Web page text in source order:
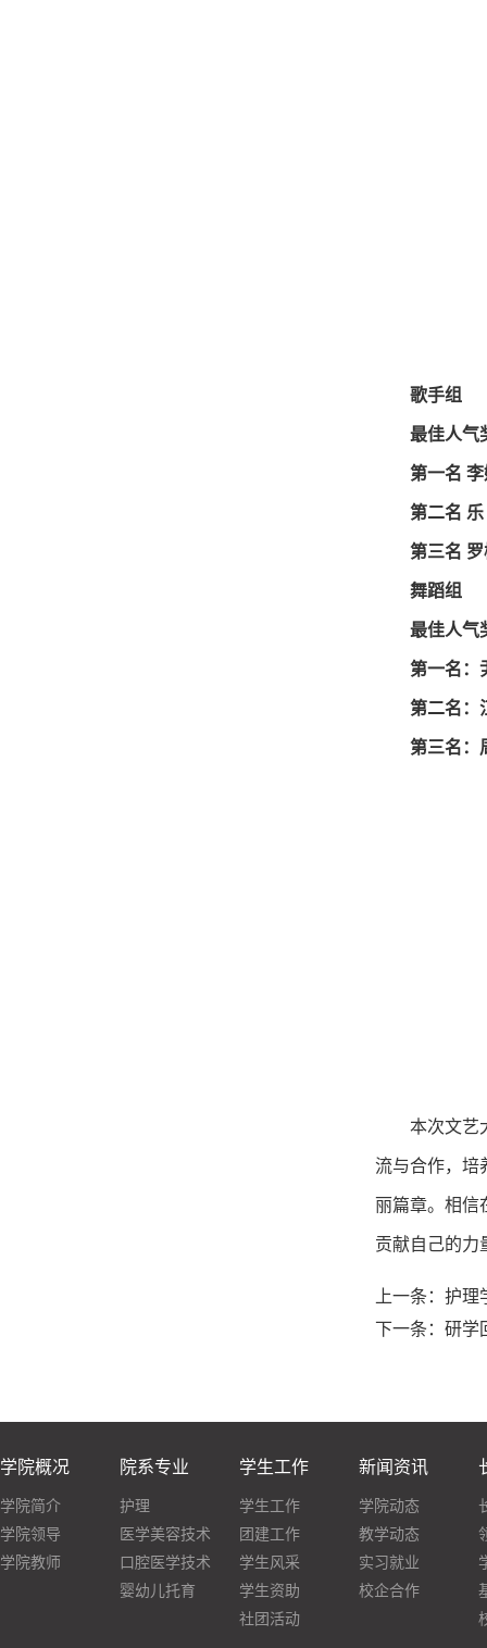
歌手组
最佳人气
第一名
第二名 乐
第三名
舞蹈组
最佳人气
第一名：
第二名：
第三名：
本次文艺
流与合作，培
丽篇章。相信
贡献自己的力
上一条： 护理
下一条： 研学
学院概况
学院简介
学院领导
学院教师
院系专业
护理
医学美容技术
口腔医学技术
婴幼儿托育
学生工作
学生工作
团建工作
学生风采
学生资助
社团活动
新闻资讯
学院动态
教学动态
实习就业
校企合作